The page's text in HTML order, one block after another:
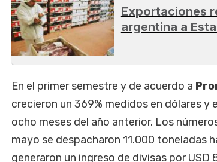
Exportaciones
argentina a
En el primer semestre y de acuerdo a
crecieron un 369% medidos en dólares y
ocho meses del año anterior. Los
mayo se despacharon 11.000 toneladas
generaron un ingreso de divisas por USD